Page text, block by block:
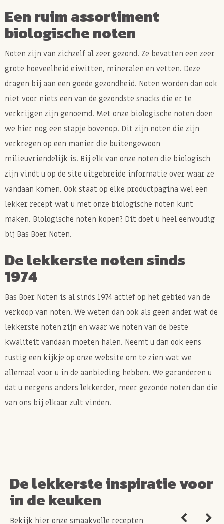
Een ruim assortiment
biologische noten
Noten zijn van zichzelf al zeer gezond. Ze bevatten een zeer
grote hoeveelheid eiwitten, mineralen en vetten. Deze
dragen bij aan een goede gezondheid. Noten worden dan ook
niet voor niets een van de gezondste snacks die er te
verkrijgen zijn genoemd. Met onze biologische noten doen
we hier nog een stapje bovenop. Dit zijn noten die zijn
verkregen op een manier die buitengewoon
milieuvriendelijk is. Bij elk van onze noten die biologisch
zijn vindt u op de site uitgebreide informatie over waar ze
vandaan komen. Ook staat op elke productpagina wel een
lekker recept wat u met onze biologische noten kunt
maken. Biologische noten kopen? Dit doet u heel eenvoudig
bij Bas Boer Noten.
De lekkerste noten sinds
1974
Bas Boer Noten is al sinds 1974 actief op het gebied van de
verkoop van noten. We weten dan ook als geen ander wat de
lekkerste noten zijn en waar we noten van de beste
kwaliteit vandaan moeten halen. Neemt u dan ook eens
rustig een kijkje op onze website om te zien wat we
allemaal voor u in de aanbieding hebben. We garanderen u
dat u nergens anders lekkerder, meer gezonde noten dan die
van ons bij elkaar zult vinden.
De lekkerste inspiratie voor
in de keuken
Bekijk hier onze smaakvolle recepten